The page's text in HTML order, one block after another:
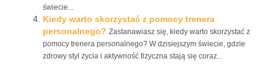
świecie...
Kiedy warto skorzystać z pomocy trenera
personalnego? Zastanawiasz się, kiedy warto skorzystać z
pomocy trenera personalnego? W dzisiejszym świecie, gdzie
zdrowy styl życia i aktywność fizyczna stają się coraz...